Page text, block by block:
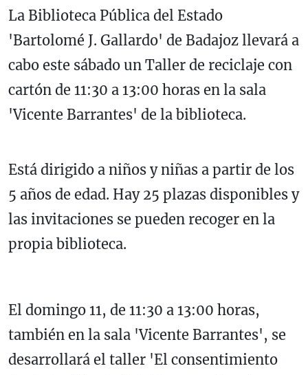
La Biblioteca Pública del Estado
'Bartolomé J. Gallardo' de Badajoz llevará a
cabo este sábado un Taller de reciclaje con
cartón de 11:30 a 13:00 horas en la sala
'Vicente Barrantes' de la biblioteca.
Está dirigido a niños y niñas a partir de los
5 años de edad. Hay 25 plazas disponibles y
las invitaciones se pueden recoger en la
propia biblioteca.
El domingo 11, de 11:30 a 13:00 horas,
también en la sala 'Vicente Barrantes', se
desarrollará el taller 'El consentimiento